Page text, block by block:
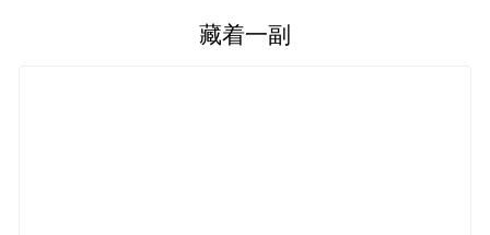
藏着一副